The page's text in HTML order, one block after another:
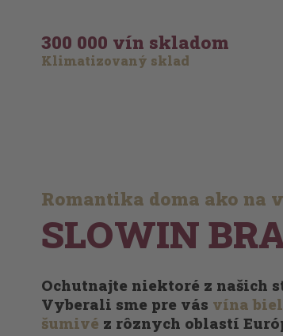
300 000 vín skladom
Klimatizovaný sklad
Romantika doma ako na
SLOWIN
Ochutnajte niektoré z našich
Vyberali sme pre vás vína
šumivé z rôznych oblastí